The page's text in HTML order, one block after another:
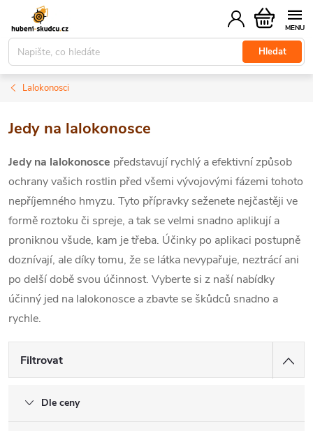
obsah
Hledat
Nákupní
košík
Lalokonosci
Jedy na lalokonosce
Jedy na lalokonosce představují rychlý a efektivní způsob
ochrany vašich rostlin před všemi vývojovými fázemi tohoto
nepříjemného hmyzu. Tyto přípravky seženete nejčastěji ve
formě roztoku či spreje, a tak se velmi snadno aplikují a
proniknou všude, kam je třeba. Účinky po aplikaci postupně
doznívají, ale díky tomu, že se látka nevypařuje, neztrácí ani
po delší době svou účinnost. Vyberte si z naší nabídky
účinný jed na lalokonosce a zbavte se škůdců snadno a
rychle.
Filtrovat
Dle ceny